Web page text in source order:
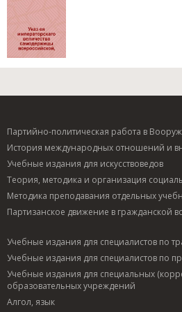
Партийно-политическая работа в
История международных отношений и
Учебные издания для искусствоведов
Теория, методика и организация
Методика преподавания отдельных
Партизанское движение в гражданской
Учебные издания для специалистов по
Учебные издания для специалистов по
Учебные издания для специальных
образовательных учреждений
Алгол, язык